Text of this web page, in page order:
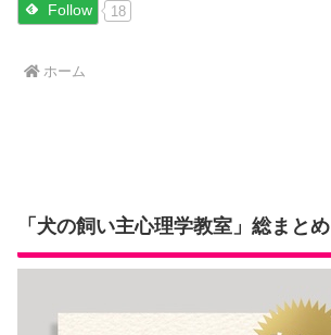
Follow 18
ホーム
「犬の飼い主心理学教室」総まとめ